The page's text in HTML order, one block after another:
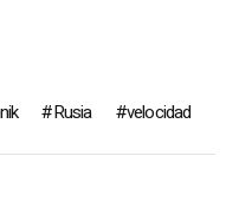
Rusia velocidad